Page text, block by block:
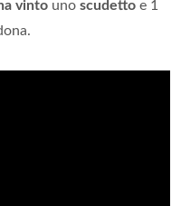
ha vinto uno scudetto e 1